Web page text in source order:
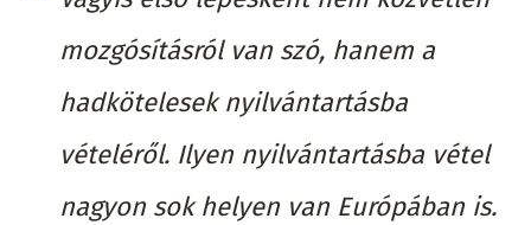
mozgósításról van szó, hanem a
hadkötelesek nyilvántartásba
vételéről. Ilyen nyilvántartásba vétel
nagyon sok helyen van Európában is.